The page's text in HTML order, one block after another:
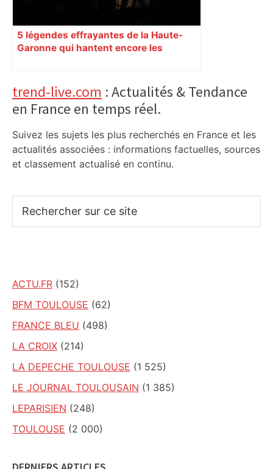
5 légendes effrayantes de la Haute-
Garonne qui hantent encore les
Primary
Sidebar
trend-live.com : Actualités & Tendance
en France en temps réel.
Suivez les sujets les plus recherchés en France et les
actualités associées : informations factuelles, sources
et classement actualisé en continu.
sur
ACTU.FR (152)
BFM TOULOUSE (62)
FRANCE BLEU (498)
LA CROIX (214)
LA DEPECHE TOULOUSE (1 525)
LE JOURNAL TOULOUSAIN (1 385)
LEPARISIEN (248)
TOULOUSE (2 000)